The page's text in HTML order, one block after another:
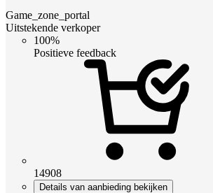
Game_zone_portal
Uitstekende verkoper
100%
Positieve feedback
14908
Details van aanbieding bekijken